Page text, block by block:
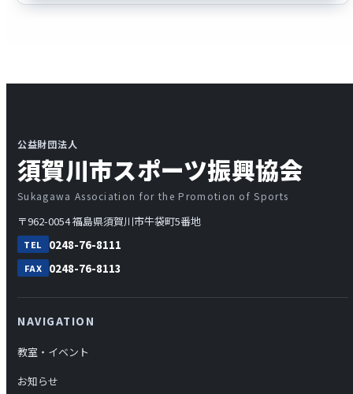
公益財団法人
須賀川市スポーツ振興協会
Sukagawa Association for the Promotion of Sports
〒962-0054 福島県須賀川市牛袋町5番地
TEL 0248-76-8111
FAX 0248-76-8113
NAVIGATION
教室・イベント
お知らせ